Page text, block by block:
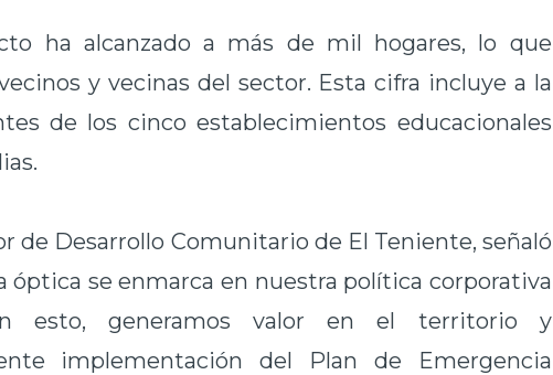
ha alcanzado a más de mil hogares, lo que
y vecinas del sector. Esta cifra incluye a la
de los cinco establecimientos educacionales
de Desarrollo Comunitario de El Teniente, señaló
óptica se enmarca en nuestra política corporativa
esto, generamos valor en el territorio y
implementación del Plan de Emergencia